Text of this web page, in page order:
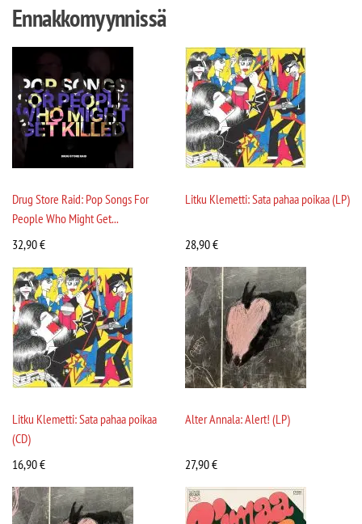
Ennakkomyynnissä
Drug Store Raid: Pop Songs For
People Who Might Get...
32,90€
Litku Klemetti: Sata pahaa poikaa (LP)
28,90€
Litku Klemetti: Sata pahaa poikaa
(CD)
16,90€
Alter Annala: Alert! (LP)
27,90€